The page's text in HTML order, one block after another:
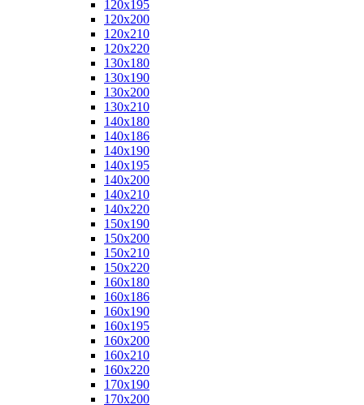
120x195
120x200
120x210
120x220
130x180
130x190
130x200
130x210
140x180
140x186
140x190
140x195
140x200
140x210
140x220
150x190
150x200
150x210
150x220
160x180
160x186
160x190
160x195
160x200
160x210
160x220
170x190
170x200